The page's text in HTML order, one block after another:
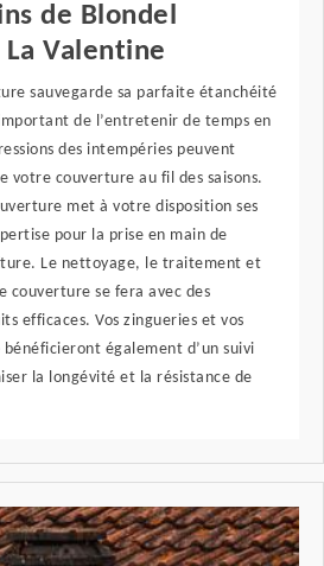
de Blondel
Valentine
sauvegarde sa parfaite étanchéité
de l’entretenir de temps en
des intempéries peuvent
votre couverture au fil des saisons.
met à votre disposition ses
pour la prise en main de
Le nettoyage, le traitement et
couverture se fera avec des
efficaces. Vos zingueries et vos
également d’un suivi
la longévité et la résistance de